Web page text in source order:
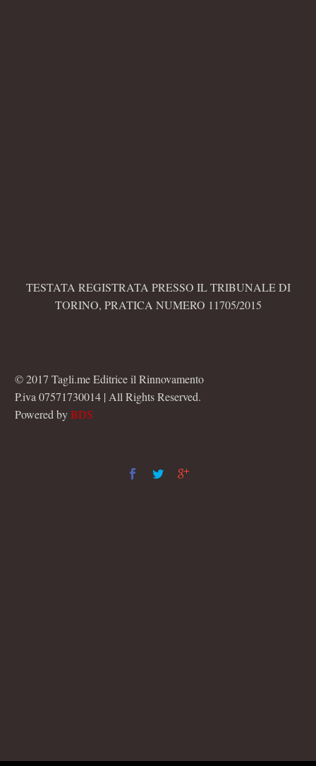
TESTATA REGISTRATA PRESSO IL TRIBUNALE DI
TORINO, PRATICA NUMERO 11705/2015
© 2017 Tagli.me Editrice il Rinnovamento
P.iva 07571730014 | All Rights Reserved.
Powered byBDS